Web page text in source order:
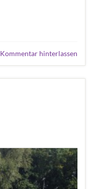
Kommentar hinterlassen